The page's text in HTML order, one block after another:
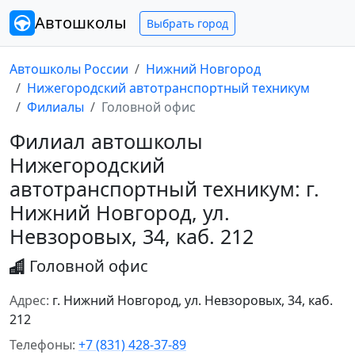
Автошколы Выбрать город
Автошколы России
Нижний Новгород
Нижегородский автотранспортный техникум
Филиалы
Головной офис
Филиал автошколы
Нижегородский
автотранспортный техникум: г.
Нижний Новгород, ул.
Невзоровых, 34, каб. 212
Головной офис
Адрес: г. Нижний Новгород, ул. Невзоровых, 34, каб.
212
Телефоны: +7 (831) 428-37-89